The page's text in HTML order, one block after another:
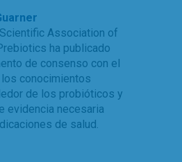
Association of
ha publicado
de consenso con el
conocimientos
de los probióticos y
evidencia necesaria
de salud.